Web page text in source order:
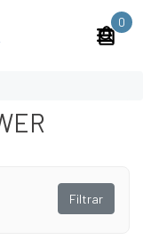
0
Filtrar